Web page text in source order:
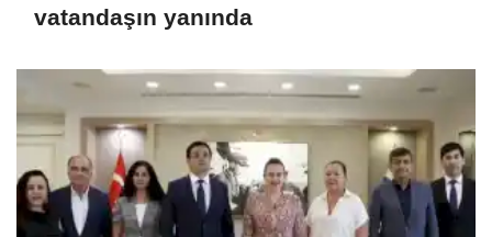
vatandaşın yanında